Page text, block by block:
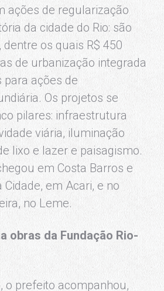
ações de regularização
da cidade do Rio: são
dentre os quais R$ 450
de urbanização integrada
para ações de
Os projetos se
pilares: infraestrutura
viária, iluminação
lixo e lazer e paisagismo.
em Costa Barros e
Cidade, em Acari, e no
no Leme.
obras da Fundação Rio-
o prefeito acompanhou,